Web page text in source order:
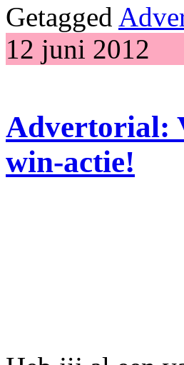
Getagged
12 juni 2012
Advertorial:
win-actie!